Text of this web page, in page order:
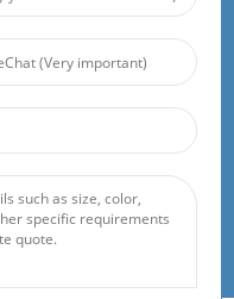
No. 30, Lianhu 3rd
Changsha City, Hunan-